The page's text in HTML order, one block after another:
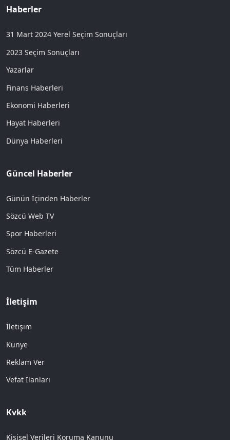
Haberler
31 Mart 2024 Yerel Seçim Sonuçları
2023 Seçim Sonuçları
Yazarlar
Finans Haberleri
Ekonomi Haberleri
Hayat Haberleri
Dünya Haberleri
Güncel Haberler
Günün İçinden Haberler
Sözcü Web TV
Spor Haberleri
Sözcü E-Gazete
Tüm Haberler
İletişim
İletişim
Künye
Reklam Ver
Vefat İlanları
Kvkk
Kişisel Verileri Koruma Kanunu